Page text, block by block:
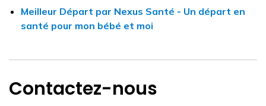
Meilleur Départ par Nexus Santé - Un départ en
santé pour mon bébé et moi
Contactez-nous